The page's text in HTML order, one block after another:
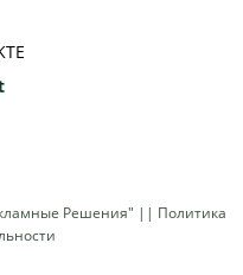
Решения" || Политика